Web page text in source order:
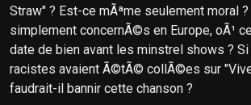
Straw" ? Est-ce mÃªme seulement moral
simplement concernÃ©s en Europe, oÃ¹
date de bien avant les minstrel shows ?
racistes avaient Ã©tÃ© collÃ©es sur
faudrait-il bannir cette chanson ?